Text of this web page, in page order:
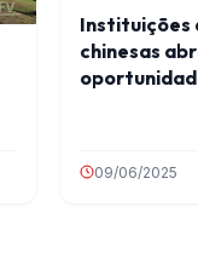
Instituições
chinesas
09/06/2025